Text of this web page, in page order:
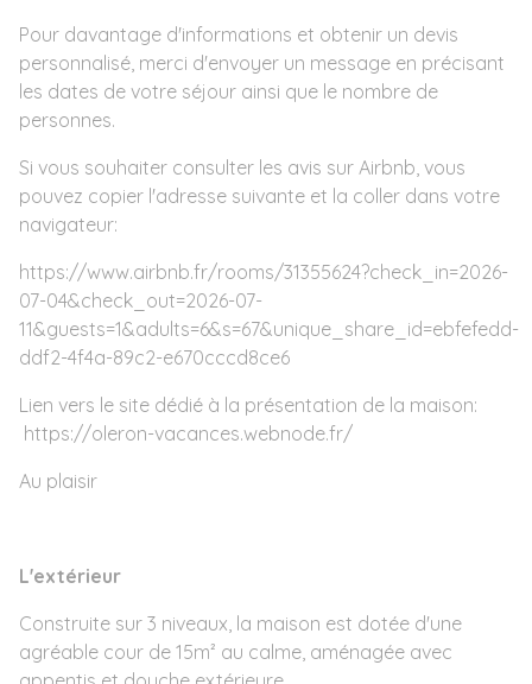
Pour davantage d'informations et obtenir un devis
personnalisé, merci d'envoyer un message en précisant
les dates de votre séjour ainsi que le nombre de
personnes.
Si vous souhaiter consulter les avis sur Airbnb, vous
pouvez copier l'adresse suivante et la coller dans votre
navigateur:
https://www.airbnb.fr/rooms/31355624?check_in=2026-
07-04&check_out=2026-07-
11&guests=1&adults=6&s=67&unique_share_id=ebfefedd-
ddf2-4f4a-89c2-e670cccd8ce6
Lien vers le site dédié à la présentation de la maison:
https://oleron-vacances.webnode.fr/
Au plaisir
L'extérieur
Construite sur 3 niveaux, la maison est dotée d'une
agréable cour de 15m² au calme, aménagée avec